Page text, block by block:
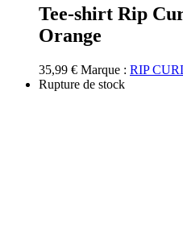
a
plusieurs
options
peuvent
Tee-shirt Rip
Orange
35,99 € Marque : RIP
Rupture de stock